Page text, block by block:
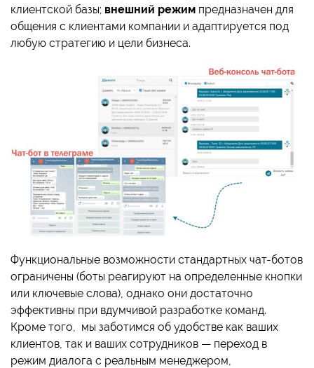
клиентской базы; внешний режим предназначен для
общения с клиентами компании и адаптируется под
любую стратегию и цели бизнеса.
Функциональные возможности стандартных чат-ботов
ограничены (боты реагируют на определенные кнопки
или ключевые слова), однако они достаточно
эффективны при вдумчивой разработке команд.
Кроме того, мы заботимся об удобстве как ваших
клиентов, так и ваших сотрудников — переход в
режим диалога с реальным менеджером,